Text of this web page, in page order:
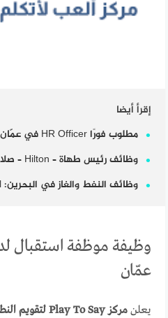
إقرأ أيضا
مطلوب فورًا HR Officer في عمّان – فرصة مستقرة 2026
وظائف رئيس طهاة – Hilton – صلالة، عُمان 2025
وظائف النفط والغاز في البحرين: Supervisor Oil Spill لدى Bapco
عمّان
يعلنمركز Play To Say لتقويم النطق واللغة